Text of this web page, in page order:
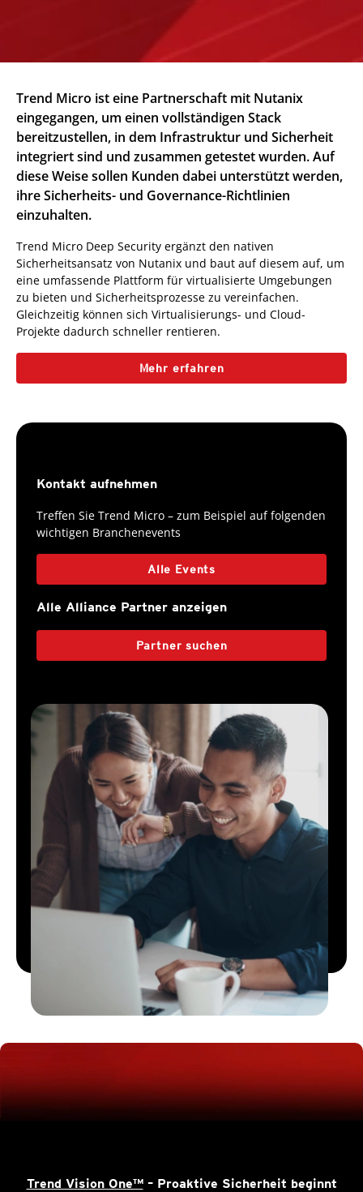
Trend Micro ist eine Partnerschaft mit Nutanix
eingegangen, um einen vollständigen Stack
bereitzustellen, in dem Infrastruktur und Sicherheit
integriert sind und zusammen getestet wurden. Auf
diese Weise sollen Kunden dabei unterstützt werden,
ihre Sicherheits- und Governance-Richtlinien
einzuhalten.
Trend Micro Deep Security ergänzt den nativen
Sicherheitsansatz von Nutanix und baut auf diesem auf, um
eine umfassende Plattform für virtualisierte Umgebungen
zu bieten und Sicherheitsprozesse zu vereinfachen.
Gleichzeitig können sich Virtualisierungs- und Cloud-
Projekte dadurch schneller rentieren.
Mehr erfahren
Kontakt aufnehmen
Treffen Sie Trend Micro – zum Beispiel auf folgenden
wichtigen Branchenevents
Alle Events
Alle Alliance Partner anzeigen
Partner suchen
Trend Vision One™– Proaktive Sicherheit beginnt